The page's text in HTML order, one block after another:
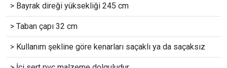
> Bayrak direği yüksekliği 245 cm
> Taban çapı 32 cm
> Kullanım şekline göre kenarları saçaklı ya da saçaksız